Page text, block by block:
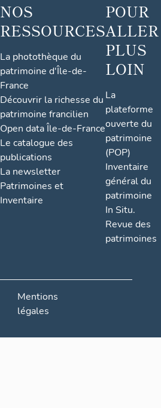
NOS
RESSOURCES
La photothèque du
patrimoine d'Île-de-
France
Découvrir la richesse du
patrimoine francilien
Open data Île-de-France
Le catalogue des
publications
La newsletter
Patrimoines et
Inventaire
POUR
ALLER
PLUS
LOIN
La
plateforme
ouverte du
patrimoine
(POP)
Inventaire
général du
patrimoine
In Situ.
Revue des
patrimoines
Mentions
légales